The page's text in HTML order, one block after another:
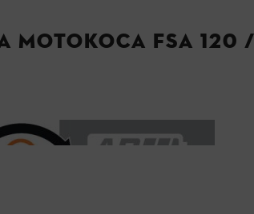
FSA 120 /